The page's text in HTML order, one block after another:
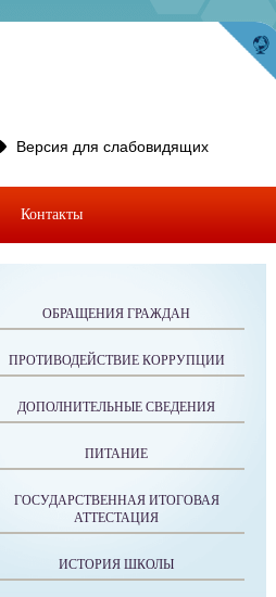
ОБРАЩЕНИЯ ГРАЖДАН
ПРОТИВОДЕЙСТВИЕ КОРРУПЦИИ
ДОПОЛНИТЕЛЬНЫЕ СВЕДЕНИЯ
ПИТАНИЕ
ГОСУДАРСТВЕННАЯ ИТОГОВАЯ
АТТЕСТАЦИЯ
ИСТОРИЯ ШКОЛЫ
Версия для слабовидящих
Контакты